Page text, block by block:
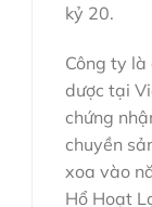
kỷ 20.
Công ty
dược tại
chứng
chuyền
xoa vào
Hổ Hoạt